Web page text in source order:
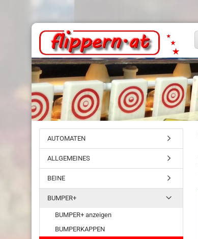
AUTOMATEN
ALLGEMEINES
BEINE
BUMPER+
BUMPER+ anzeigen
BUMPERKAPPEN